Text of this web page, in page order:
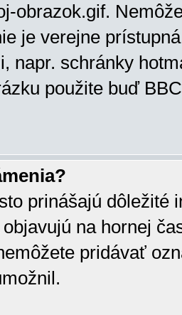
obrazok.gif.
je verejne
napr. schránky
použite buď
prinášajú dôležité
na hornej
pridávať